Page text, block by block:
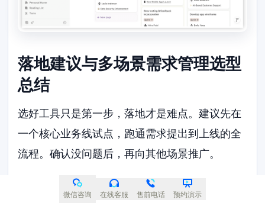
落地建议与多场景需求管理选型
总结
选好工具只是第一步，落地才是难点。建议先在
一个核心业务线试点，跑通需求提出到上线的全
流程。确认没问题后，再向其他场景推广。
对于强研发导向的团队，ONES和Jira能扛住复杂
微信咨询 在线客服 售前电话 预约演示